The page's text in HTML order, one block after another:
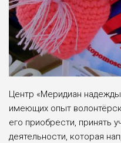
Центр «Меридиан
имеющих опыт
его приобрести, принять
деятельности, которая